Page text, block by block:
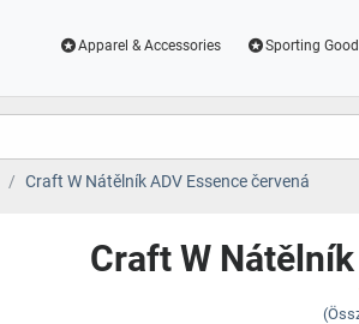
Apparel & Accessories Sporting
Craft W Nátělník ADV Essence červená
Craft W